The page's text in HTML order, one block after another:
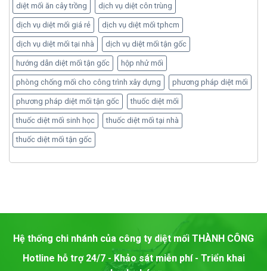
diệt mối ăn cây trồng dịch vụ diệt côn trùng
dịch vụ diệt mối giá rẻ dịch vụ diệt mối tphcm
dịch vụ diệt mối tại nhà dịch vụ diệt mối tận gốc
hướng dẫn diệt mối tận gốc hộp nhử mối
phòng chống mối cho công trình xây dựng phương pháp diệt mối
phương pháp diệt mối tận gốc thuốc diệt mối
thuốc diệt mối sinh học thuốc diệt mối tại nhà
thuốc diệt mối tận gốc
Hệ thống chi nhánh của công ty diệt mối THÀNH CÔNG
Hotline hỗ trợ 24/7 - Khảo sát miễn phí - Triển khai